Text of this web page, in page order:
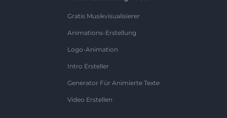
Gratis Musikvisualisierer
Animations-Erstellung
Logo-Animation
Intro Ersteller
Generator Für Animierte Texte
Video Erstellen